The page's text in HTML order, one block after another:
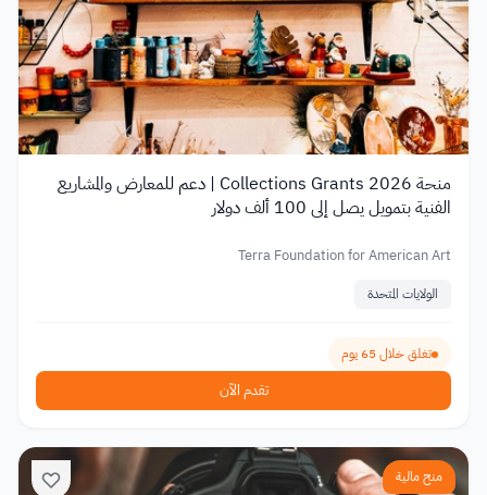
منحة Collections Grants 2026 | دعم للمعارض والمشاريع
الفنية بتمويل يصل إلى 100 ألف دولار
Terra Foundation for American Art
الولايات المتحدة
تغلق خلال 65 يوم
تقدم الآن
منح مالية